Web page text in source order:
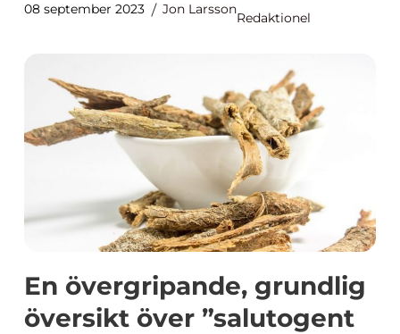
08 september 2023 Jon Larsson
Redaktionel
En övergripande, grundlig
översikt över ”salutogent